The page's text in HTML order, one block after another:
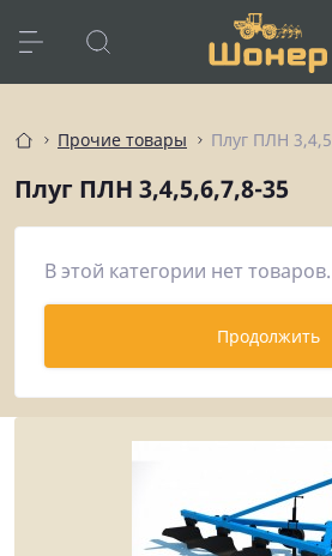
Прочие товары Плуг ПЛН
Плуг ПЛН 3,4,5,6,7,8-35
В этой категории нет товаров.
Продолжить